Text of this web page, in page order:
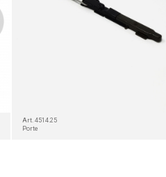
Art. 4514.25
Porte